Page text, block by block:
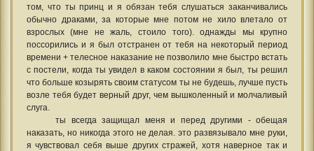
том, что ты принц и я обязан тебя слушаться заканчивались
обычно драками, за которые мне потом не хило влетало от
взрослых (мне не жаль, стоило того). однажды мы крупно
поссорились и я был отстранен от тебя на некоторый период
времени + телесное наказание не позволило мне быстро встать
с постели, когда ты увидел в каком состоянии я был, ты решил
что больше козырять своим статусом ты не будешь, лучше пусть
возле тебя будет верный друг, чем вышколенный и молчаливый
слуга.
ты всегда защищал меня и перед другими - обещая
наказать, но никогда этого не делая. это развязывало мне руки,
я чувствовал себя выше других стражей, хотя наверное так и